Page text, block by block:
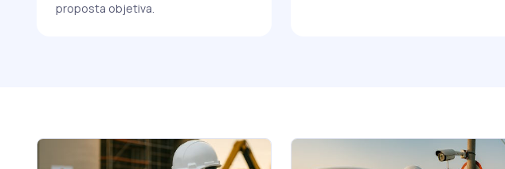
proposta objetiva.